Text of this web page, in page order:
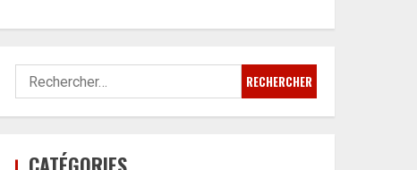
Rechercher :